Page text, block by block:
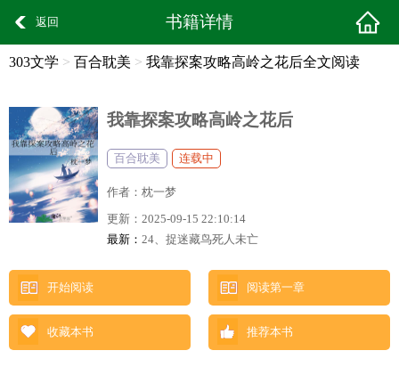
返回 书籍详情
303文学 > 百合耽美 > 我靠探案攻略高岭之花后全文阅读
我靠探案攻略高岭之花后
百合耽美 连载中
作者： 枕一梦
更新： 2025-09-15 22:10:14
最新： 24、捉迷藏鸟死人未亡
开始阅读 阅读第一章
收藏本书 推荐本书